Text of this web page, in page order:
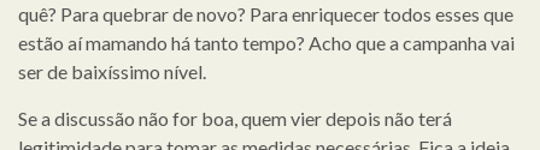
quê? Para quebrar de novo? Para enriquecer todos esses que
estão aí mamando há tanto tempo? Acho que a campanha vai
ser de baixíssimo nível.
Se a discussão não for boa, quem vier depois não terá